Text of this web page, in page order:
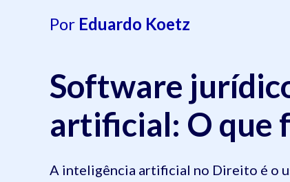
Por Eduardo Koetz
Software
artificial: O que
A inteligência artificial no Direito é o